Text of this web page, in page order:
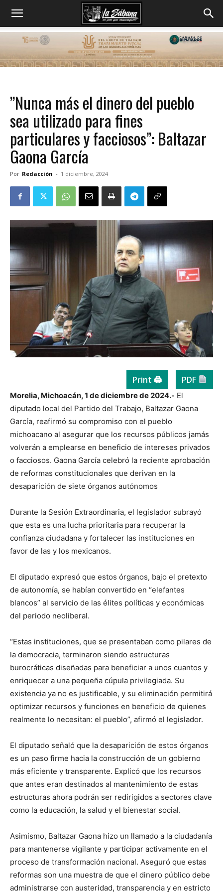
”Nunca más el dinero del pueblo
sea utilizado para fines
particulares y facciosos”: Baltazar
Gaona García
Por Redacción - 1 diciembre, 2024
Print 🖨 PDF
Morelia, Michoacán, 1 de diciembre de 2024.- El
diputado local del Partido del Trabajo, Baltazar Gaona
García, reafirmó su compromiso con el pueblo
michoacano al asegurar que los recursos públicos jamás
volverán a emplearse en beneficio de intereses privados
o facciosos. Gaona García celebró la reciente aprobación
de reformas constitucionales que derivan en la
desaparición de siete órganos autónomos
Durante la Sesión Extraordinaria, el legislador subrayó
que esta es una lucha prioritaria para recuperar la
confianza ciudadana y fortalecer las instituciones en
favor de las y los mexicanos.
El diputado expresó que estos órganos, bajo el pretexto
de autonomía, se habían convertido en “elefantes
blancos” al servicio de las élites políticas y económicas
del periodo neoliberal.
“Estas instituciones, que se presentaban como pilares de
la democracia, terminaron siendo estructuras
burocráticas diseñadas para beneficiar a unos cuantos y
enriquecer a una pequeña cúpula privilegiada. Su
existencia ya no es justificable, y su eliminación permitirá
optimizar recursos y funciones en beneficio de quienes
realmente lo necesitan: el pueblo”, afirmó el legislador.
El diputado señaló que la desaparición de estos órganos
es un paso firme hacia la construcción de un gobierno
más eficiente y transparente. Explicó que los recursos
que antes eran destinados al mantenimiento de estas
estructuras ahora podrán ser redirigidos a sectores clave
como la educación, la salud y el bienestar social.
Asimismo, Baltazar Gaona hizo un llamado a la ciudadanía
para mantenerse vigilante y participar activamente en el
proceso de transformación nacional. Aseguró que estas
reformas son una muestra de que el dinero público debe
administrarse con austeridad, transparencia y en estricto